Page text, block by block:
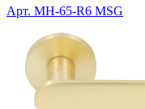
Арт. MH-65-R6 MSG